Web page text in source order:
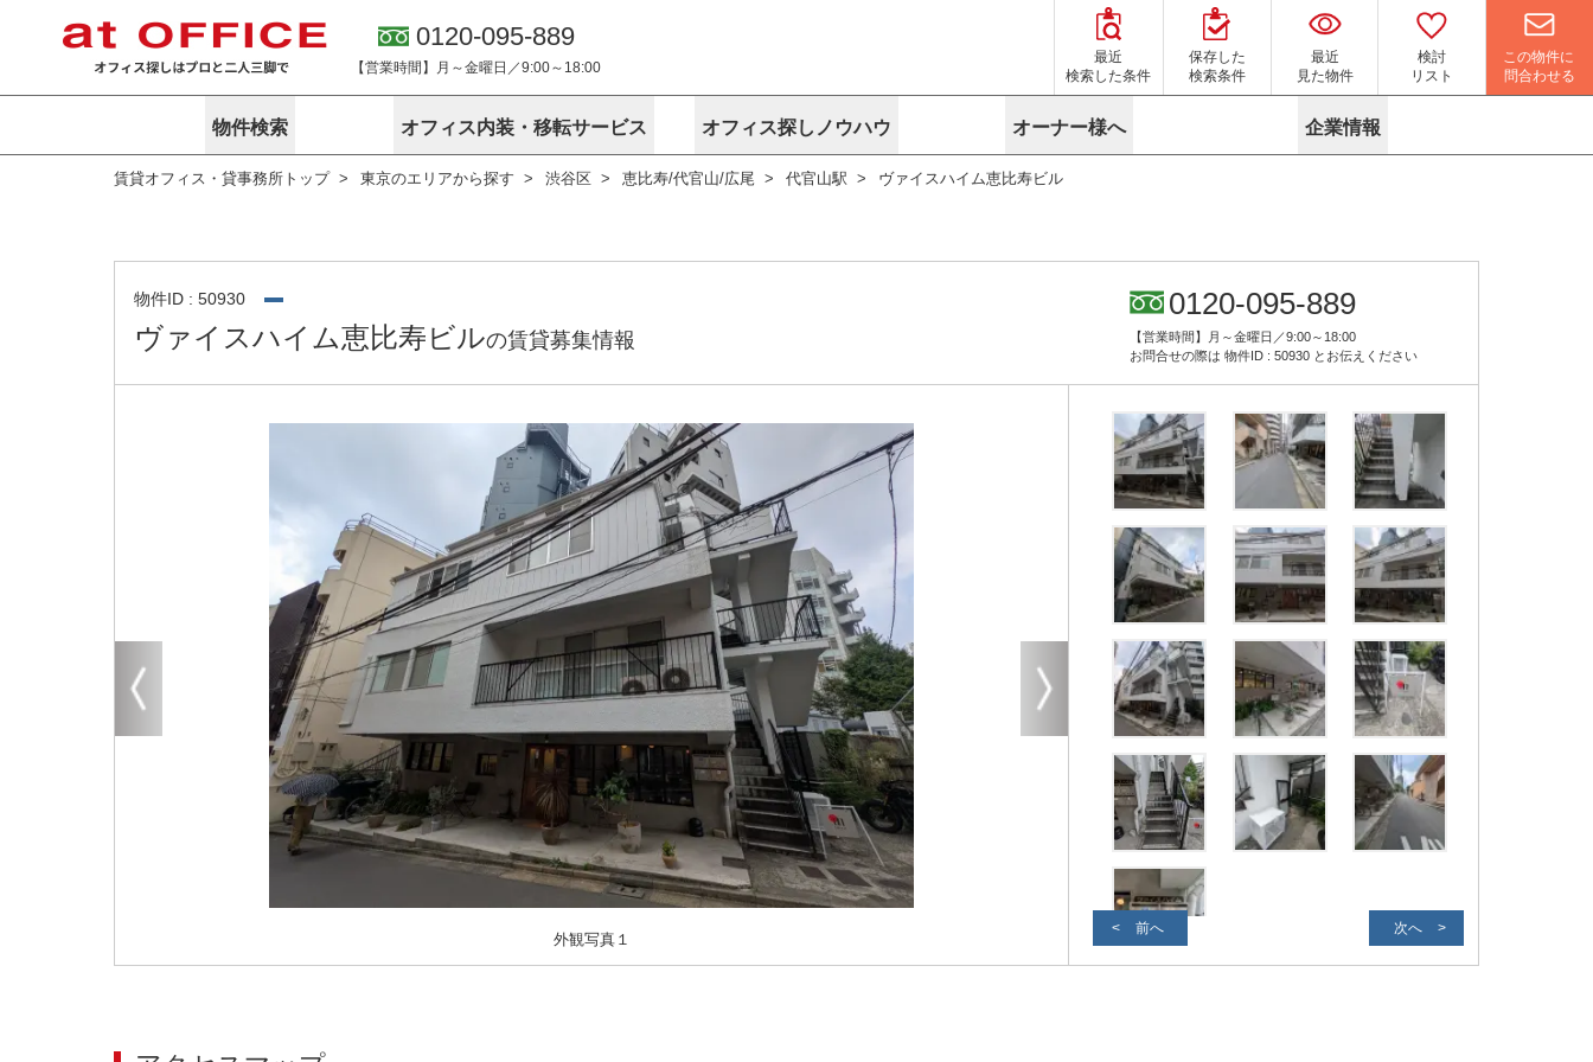
0120-095-889
【営業時間】月～金曜日／9:00～18:00
最近
検索した条件
保存した
検索条件
最近
見た物件
検討
リスト
この物件に
問合わせる
物件検索
東京
路線から探す
こだわりから探す
賃料相場を参考に探す
地図から探す
居抜き物件特集
神奈川
路線から探す
賃料相場を参考に探す
地図から探す
神奈川のクリニックを探す
埼玉
路線から探す
埼玉のクリニックを探す
千葉
路線から探す
千葉のクリニックを探す
路線から探す
こだわりから探す
地図から探す
名古屋のクリニックを探す
エリアから探す
路線から探す
こだわりから探す
賃料相場を参考に探す
大阪のクリニックを探す
その他
地図から探す
オフィス内装・移転サービス
サービス内容
オフィス探しノウハウ
オフィス探しノウハウ
アットオフィスが選ばれる理由 安心への取り組み
無料ダウンロード オフィス移転に関するお役立ちコンテンツ
オーナー様へ
空室 に
物件掲載依頼
蛍光灯の廃止に備えてLED化へ
企業情報
企業情報
オフィス紹介 東京本社
アットレジデンス ビルアド ベンチャー.jp ベンチャー・フォーラム
賃貸オフィス・貸事務所トップ 東京のエリアから探す 渋谷区 恵比寿/代官山/広尾 代官山駅 ヴァイスハイム恵比寿ビル
物件ID : 50930
ヴァイスハイム恵比寿ビルの賃貸募集情報
0120-095-889
【営業時間】月～金曜日／9:00～18:00
お問合せの際は 物件ID : 50930 とお伝えください
外観写真１
前へ 次へ